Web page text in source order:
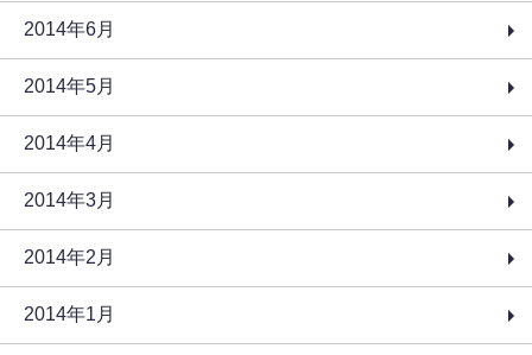
2014年6月
2014年5月
2014年4月
2014年3月
2014年2月
2014年1月